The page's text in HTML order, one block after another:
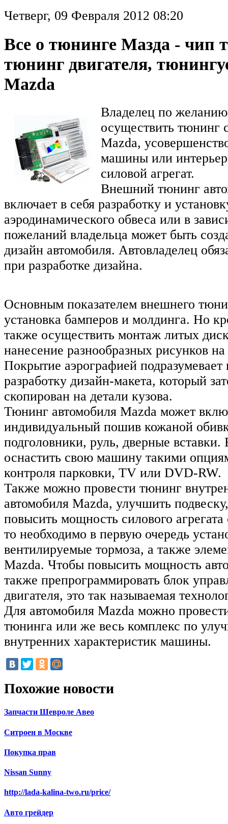
Четверг, 09 Февраля 2012 08:20
Все о тюнинге Мазда - чип
тюнинг двигателя,
Mazda
Владелец по
осуществить тюнинг
Mazda,
машины или
силовой агрегат.
Внешний тюнинг
включает в себя разработку и
аэродинамического обвеса или в
пожеланий владельца может быть
дизайн автомобиля. Автовладелец
при разработке дизайна.
Основным показателем внешнего
установка бамперов и молдинга. Но
также осуществить монтаж литых
нанесение разнообразных рисунков
Покрытие аэрографией
разработку дизайн-макета, который
скопирован на детали кузова.
Тюнинг автомобиля Mazda может
индивидуальный пошив кожаной
подголовники, руль, дверные
оснастить свою машину такими
контроля парковки, TV или DVD-RW.
Также можно провести тюнинг
автомобиля Mazda, улучшить
повысить мощность силового агрегата
то необходимо в первую очередь
вентилируемые тормоза, а также
Mazda. Чтобы повысить мощность
также препрограммировать блок
двигателя, это так называемая
Для автомобиля Mazda можно
тюнинга или же весь комплекс по
внутренних характеристик машины.
Похожие новости
Запчасти Шевроле Авео
Ситроен в Москве
Покупка прав
Nissan Sunny
http://lada-kalina-two.ru/price/
Авто грейдер